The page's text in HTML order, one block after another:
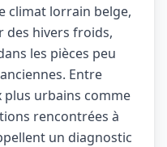
climat lorrain belge,
des hivers froids,
les pièces peu
Entre
plus urbains comme
rencontrées à
un diagnostic